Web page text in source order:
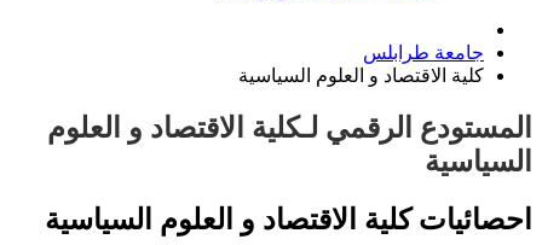
جامعة طرابلس
كلية الاقتصاد و العلوم السياسية
المستودع الرقمي لـكلية الاقتصاد و العلوم
السياسية
احصائيات كلية الاقتصاد و العلوم السياسية